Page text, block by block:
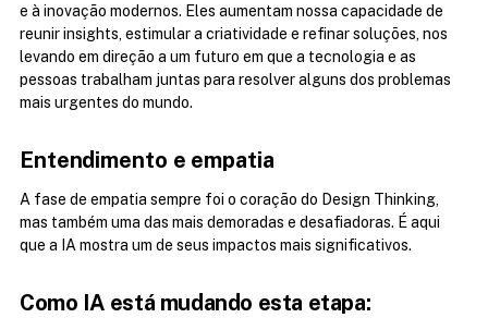
e à inovação modernos. Eles aumentam nossa capacidade de
reunir insights, estimular a criatividade e refinar soluções, nos
levando em direção a um futuro em que a tecnologia e as
pessoas trabalham juntas para resolver alguns dos problemas
mais urgentes do mundo.
Entendimento e empatia
A fase de empatia sempre foi o coração do Design Thinking,
mas também uma das mais demoradas e desafiadoras. É aqui
que a IA mostra um de seus impactos mais significativos.
Como IA está mudando esta etapa: